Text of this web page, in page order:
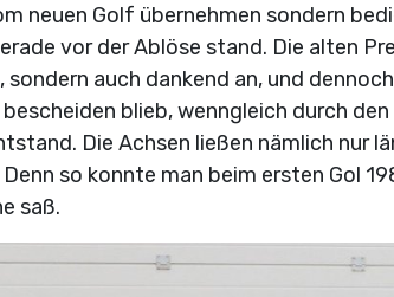
neuen Golf übernehmen sondern
vor der Ablöse stand. Die alten
auch dankend an, und
blieb, wenngleich durch
Die Achsen ließen nämlich nur
so konnte man beim ersten Gol
saß.